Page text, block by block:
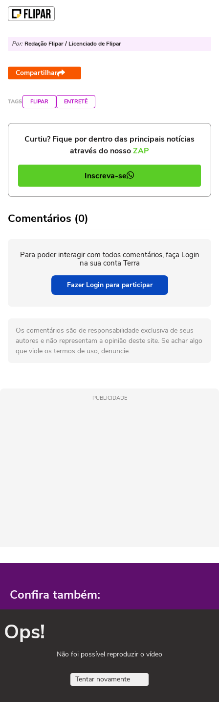
Por: Redação Flipar / Licenciado de Flipar
Compartilhar
TAGS FLIPAR ENTRETÊ
Curtiu? Fique por dentro das principais notícias
através do nossoZAP
Inscreva-se
Comentários (0)
Para poder interagir com todos comentários, faça Login
na sua conta Terra
Fazer Login para participar
Os comentários são de responsabilidade exclusiva de seus
autores e não representam a opinião deste site. Se achar algo
que viole os termos de uso, denuncie.
PUBLICIDADE
Confira também:
Ops!
Não foi possível reproduzir o vídeo
Tentar novamente